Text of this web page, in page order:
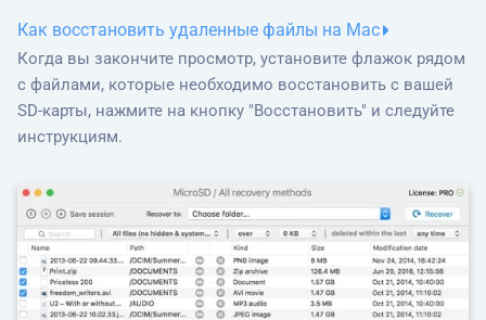
Как восстановить удаленные файлы на Mac
Когда вы закончите просмотр, установите флажок рядом
с файлами, которые необходимо восстановить с вашей
SD-карты, нажмите на кнопку "Восстановить" и следуйте
инструкциям.